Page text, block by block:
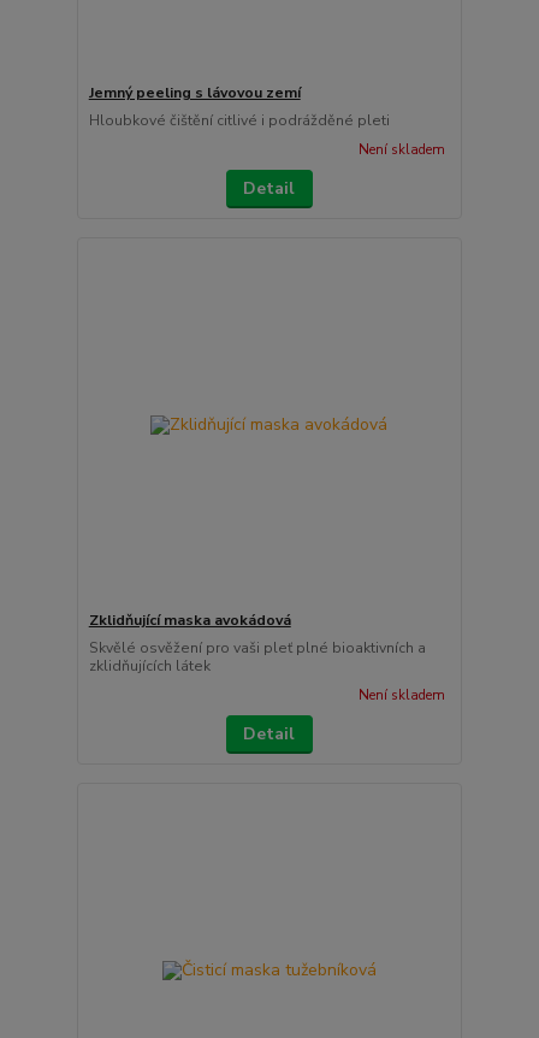
Jemný peeling s lávovou zemí
Hloubkové čištění citlivé i podrážděné pleti
Není skladem
Detail
Zklidňující maska avokádová
Skvělé osvěžení pro vaši pleť plné bioaktivních a
zklidňujících látek
Není skladem
Detail